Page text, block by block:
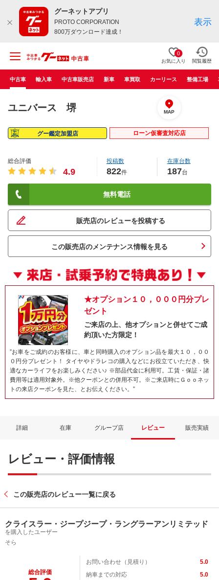
グーネットアプリ
PROTO CORPORATION
800万ダウンロード達成！
表示
0
お気に入り 閲覧履歴
中古車 輸入車 中古車販売店 新車 車買取 カーリース 整備工場
ユニバース 堺 MAP
グー鑑定加盟店 ローン仮審査対応店
総合評価
4.9
投稿数
822件
在庫台数
187台
無料電話
ネット予約でキャンペーンに応募しよ
販売店のレビューを投稿する
この販売店のメンテナンス情報を見る
★オプション１０，０００円分プレ
ゼント
ご来店の上、他オプションと併せてご成
約頂いた方限定！
”お車をご成約のお客様に、車と同時購入のオプション品を最大１０，００
０円分プレゼント！ タイヤやドラレコの購入などにお役立ていただき、快
適なカーライフをお楽しみください♪ ※部品代金に利用可。工賃・保証・諸
費用等は適用対象外。※他クーポンとの併用不可。※ご来店時にＧｏｏネッ
トの来店クーポンを見た、とお伝えください。”
詳細 在庫 グループ店 レビュー 販売実績
レビュー・評価情報
この販売店のレビュー一覧に戻る
クライスラー・ジープジープ・ラングラーアンリミテッド
を購入したユーザー
そら
総合評価
お問い合わせ（見積り）
5.0
納車までの対応
5.0